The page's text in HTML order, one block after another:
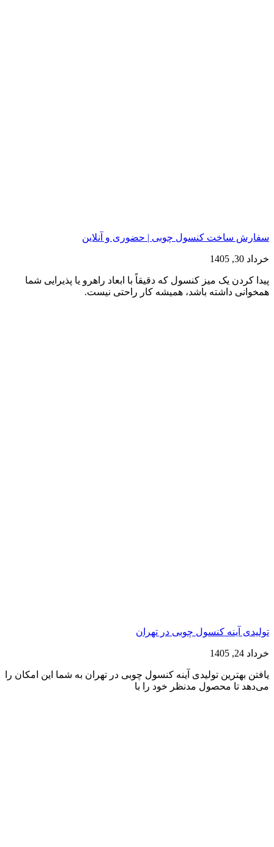
سفارش ساخت کنسول چوبی | حضوری و آنلاین
خرداد 30, 1405
پیدا کردن یک میز کنسول که دقیقاً با ابعاد راهرو یا پذیرایی شما
همخوانی داشته باشد، همیشه کار راحتی نیست.
تولیدی آینه کنسول چوبی در تهران
خرداد 24, 1405
یافتن بهترین تولیدی آینه کنسول چوبی در تهران به شما این امکان را
می‌دهد تا محصول مدنظر خود را با